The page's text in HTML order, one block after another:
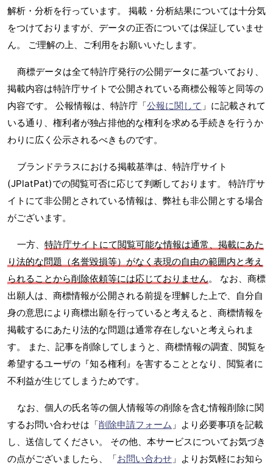
解析・分析を行っています。 掲載・分析結果については十分気
をつけておりますが、データの正否については保証していませ
ん。 ご理解の上、ご利用をお願いいたします。
商標データは全て特許庁発行の公開データに基づいており、
掲載内容は特許庁サイトで公開されている商標公報等と同等の
内容です。 公報情報は、特許庁「公報に関して 」に記載されて
いる通り、権利者が独占排他的な権利を求める手続きを行うか
わりに広く公示されるべきものです。
ブランドテラスにおける掲載基準は、特許庁サイト
(JPlatPat)での閲覧可否に応じて判断しております。 特許庁サ
イトにて非公開とされている情報は、弊社も非公開とする場合
がございます。
一方、 特許庁サイトにて閲覧可能な情報は通常、掲載にあた
り法的な問題（名誉毀損等）がなく表現の自由の範囲内と考え
られることから削除依頼等には応じておりません。 なお、商標
出願人は、商標情報が公開される前提を理解した上で、自分自
身の意思により商標出願を行っていると考えると、商標情報を
掲載するにあたり法的な問題は通常存在しないと考えられま
す。 また、記事を削除してしまうと、商標情報の調査、閲覧を
希望するユーザの『知る権利』を害することとなり、閲覧者に
不利益が生じてしまうためです。
なお、個人の氏名等の個人情報等の削除を含む情報削除に関
するお問い合わせは「削除申請フォーム 」より必要事項を記載
し、送信してください。 その他、本サービスについてお気づき
の点がございましたら、「お問い合わせ 」よりお気軽にお知ら